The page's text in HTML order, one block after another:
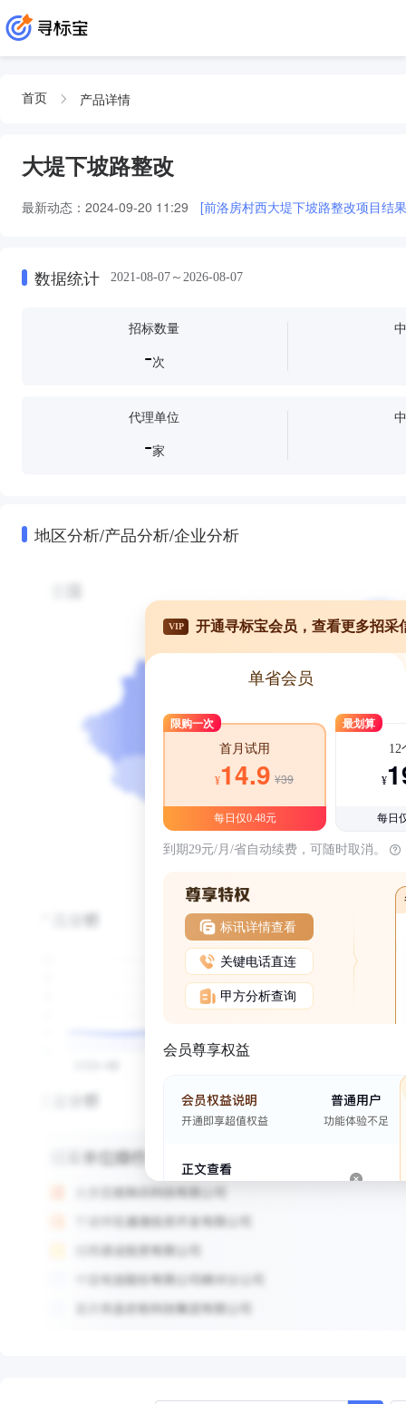
首页 产品详情
大堤下坡路整改
最新动态： 2024-09-20 11:29 [前洛房村西大堤下坡路整改项目结
数据统计 2021-08-07～2026-08-07
招标数量
-次
代理单位
-家
地区分析/产品分析/企业分析
VIP 开通寻标宝会员，查看更多招采
单省会员
限购一次
首月试用
¥14.9 ¥39
每日仅0.48元
最划算
12
¥
每日
到期29元/月/省自动续费，可随时取消。
标讯详情查看
关键电话直连
甲方分析查询
会员尊享权益